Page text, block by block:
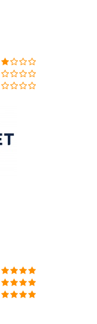
tego dnia. Moja